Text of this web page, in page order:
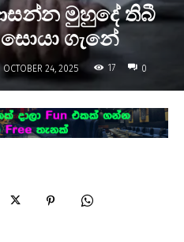
මුහුදේ තිබී
ගැනේ
OCTOBER 24, 2025 17 0